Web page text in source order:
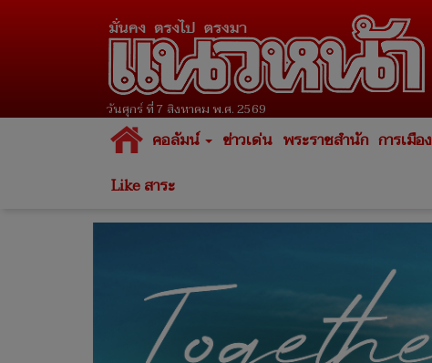
วันศุกร์ ที่ 7 สิงหาคม พ.ศ. 2569
คอลัมน์ ข่าวเด่น พระราชสำนัก การเมือง
Like สาระ